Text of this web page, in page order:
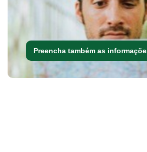
Preencha também as